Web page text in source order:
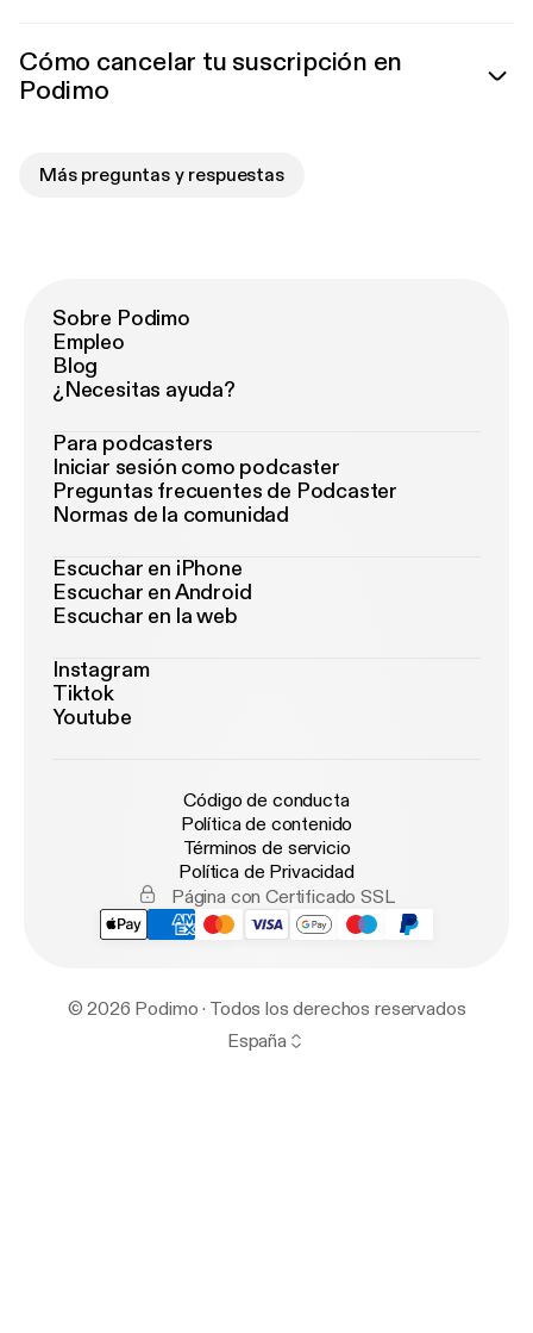
Cómo cancelar tu suscripción en
Podimo
Más preguntas y respuestas
Sobre Podimo
Empleo
Blog
¿Necesitas ayuda?
Para podcasters
Iniciar sesión como podcaster
Preguntas frecuentes de Podcaster
Normas de la comunidad
Escuchar en iPhone
Escuchar en Android
Escuchar en la web
Instagram
Tiktok
Youtube
Código de conducta
Política de contenido
Términos de servicio
Política de Privacidad
Página con Certificado SSL
© 2026 Podimo · Todos los derechos reservados
España